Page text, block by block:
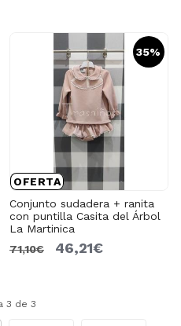
35%
OFERTA
Conjunto sudadera + ranita
con puntilla Casita del Árbol
La Martinica
71,10€
46,21€
3 de 3